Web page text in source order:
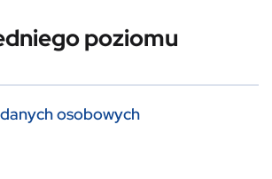
poziomu
osobowych